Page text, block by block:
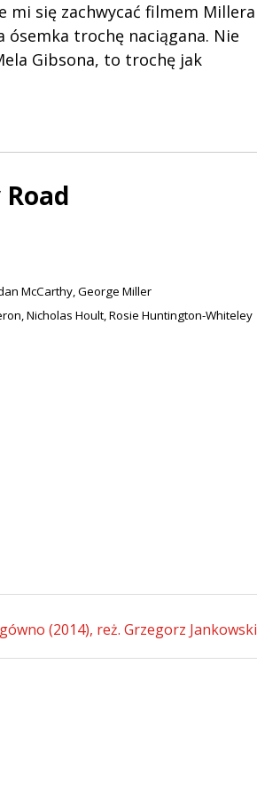
się zachwycać filmem Millera
ósemka trochę naciągana. Nie
Gibsona, to trochę jak
McCarthy, George Miller
Nicholas Hoult, Rosie Huntington-Whiteley
(2014), reż. Grzegorz Jankowski